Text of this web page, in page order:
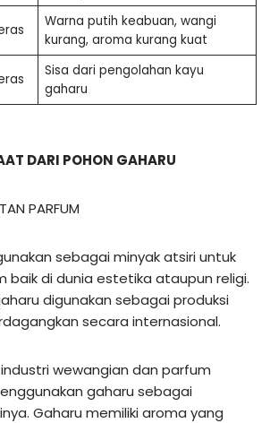
Warna putih keabuan, wangi
kurang, aroma kurang kuat
Sisa dari pengolahan kayu
gaharu
DARI POHON GAHARU
PARFUM
sebagai minyak atsiri untuk
baik di dunia estetika ataupun religi.
digunakan sebagai produksi
secara internasional.
wewangian dan parfum
gaharu sebagai
Gaharu memiliki aroma yang